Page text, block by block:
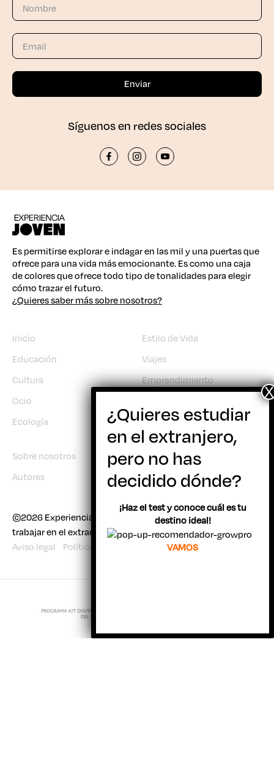
Síguenos en redes sociales
Es permitirse explorar e indagar en las mil y una puertas que
ofrece para una vida más emocionante. Es como una caja
de colores que ofrece todo tipo de tonalidades para elegir
cómo trazar el futuro.
¿Quieres saber más sobre nosotros?
Inicio
Educación
Cultura
Ocio
Ecología
Estilo de Vida
Viajes
Emprendimiento
Sobre nosotros
Autores
©2026 Experiencia Joven | Todo sobre viajar, estudiar y
trabajar en el extranjero
Aviso legal
Política de cookies
¡Haz el test y conoce cuál es tu
destino ideal!
VAMOS